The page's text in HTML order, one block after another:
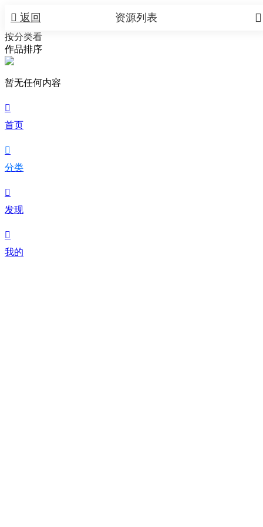
 返回 
资源列表
按分类看
作品排序
暂无任何内容

首页

分类

发现

我的